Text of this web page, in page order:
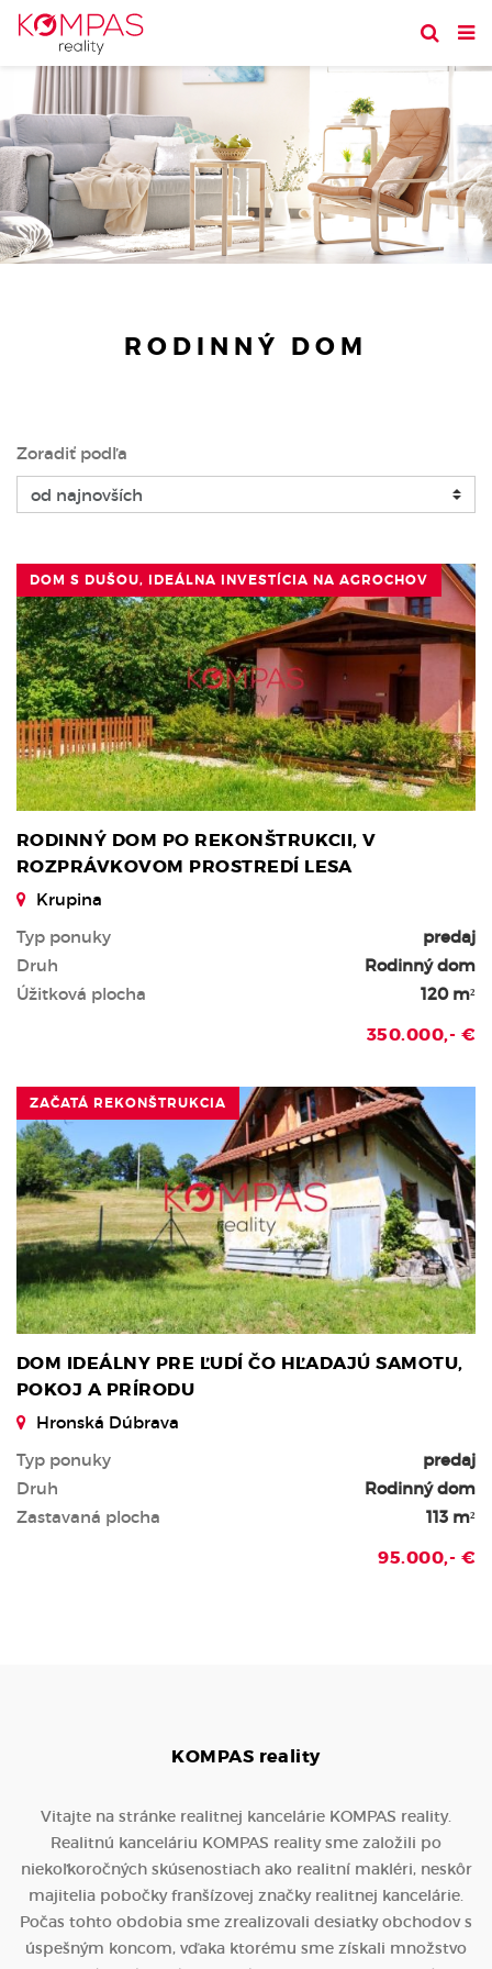
RODINNÝ DOM
Zoradiť podľa
DOM S DUŠOU, IDEÁLNA INVESTÍCIA NA AGROCHOV
RODINNÝ DOM PO REKONŠTRUKCII, V
ROZPRÁVKOVOM PROSTREDÍ LESA
Krupina
Typ ponuky
predaj
Druh
Rodinný dom
Úžitková plocha
120 m²
350.000,- €
ZAČATÁ REKONŠTRUKCIA
DOM IDEÁLNY PRE ĽUDÍ ČO HĽADAJÚ SAMOTU,
POKOJ A PRÍRODU
Hronská Dúbrava
Typ ponuky
predaj
Druh
Rodinný dom
Zastavaná plocha
113 m²
95.000,- €
KOMPAS reality
Vitajte na stránke realitnej kancelárie KOMPAS reality.
Realitnú kanceláriu KOMPAS reality sme založili po
niekoľkoročných skúsenostiach ako realitní makléri, neskôr
majitelia pobočky franšízovej značky realitnej kancelárie.
Počas tohto obdobia sme zrealizovali desiatky obchodov s
úspešným koncom, vďaka ktorému sme získali množstvo